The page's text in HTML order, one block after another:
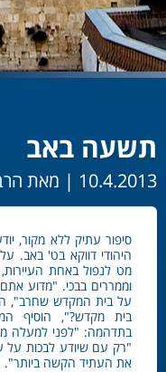
תשעה באב
10.4.2013 | מאת
סיפור עתיק ללא מקור,
היהודי דווקא בט' באב. על
מט לנפול באחת
וממררים בבכי. "מדוע
על בית המקדש שחרב",
בית מקדש?", הוסיף
"רק עם שיודע לבכות על
את העתיד הקשה ביותר".